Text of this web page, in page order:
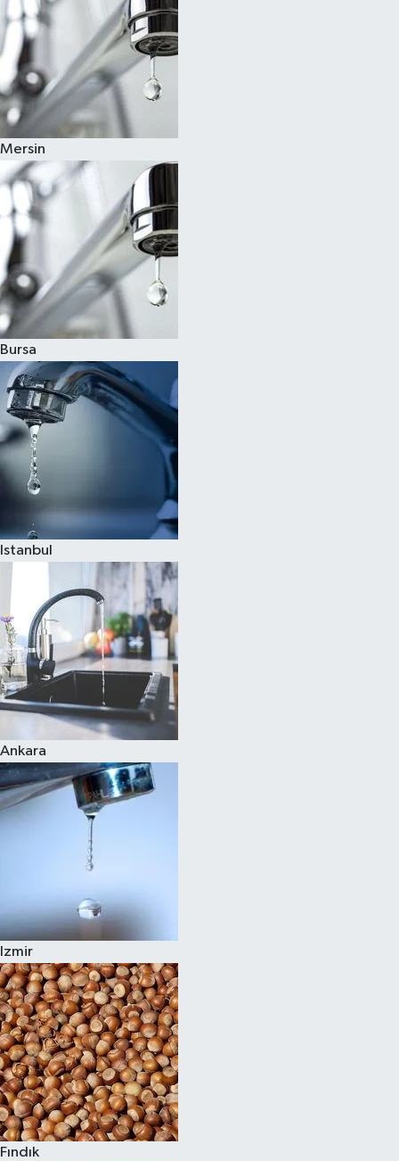
Mersin
Bursa
Istanbul
Ankara
Izmir
Fındık